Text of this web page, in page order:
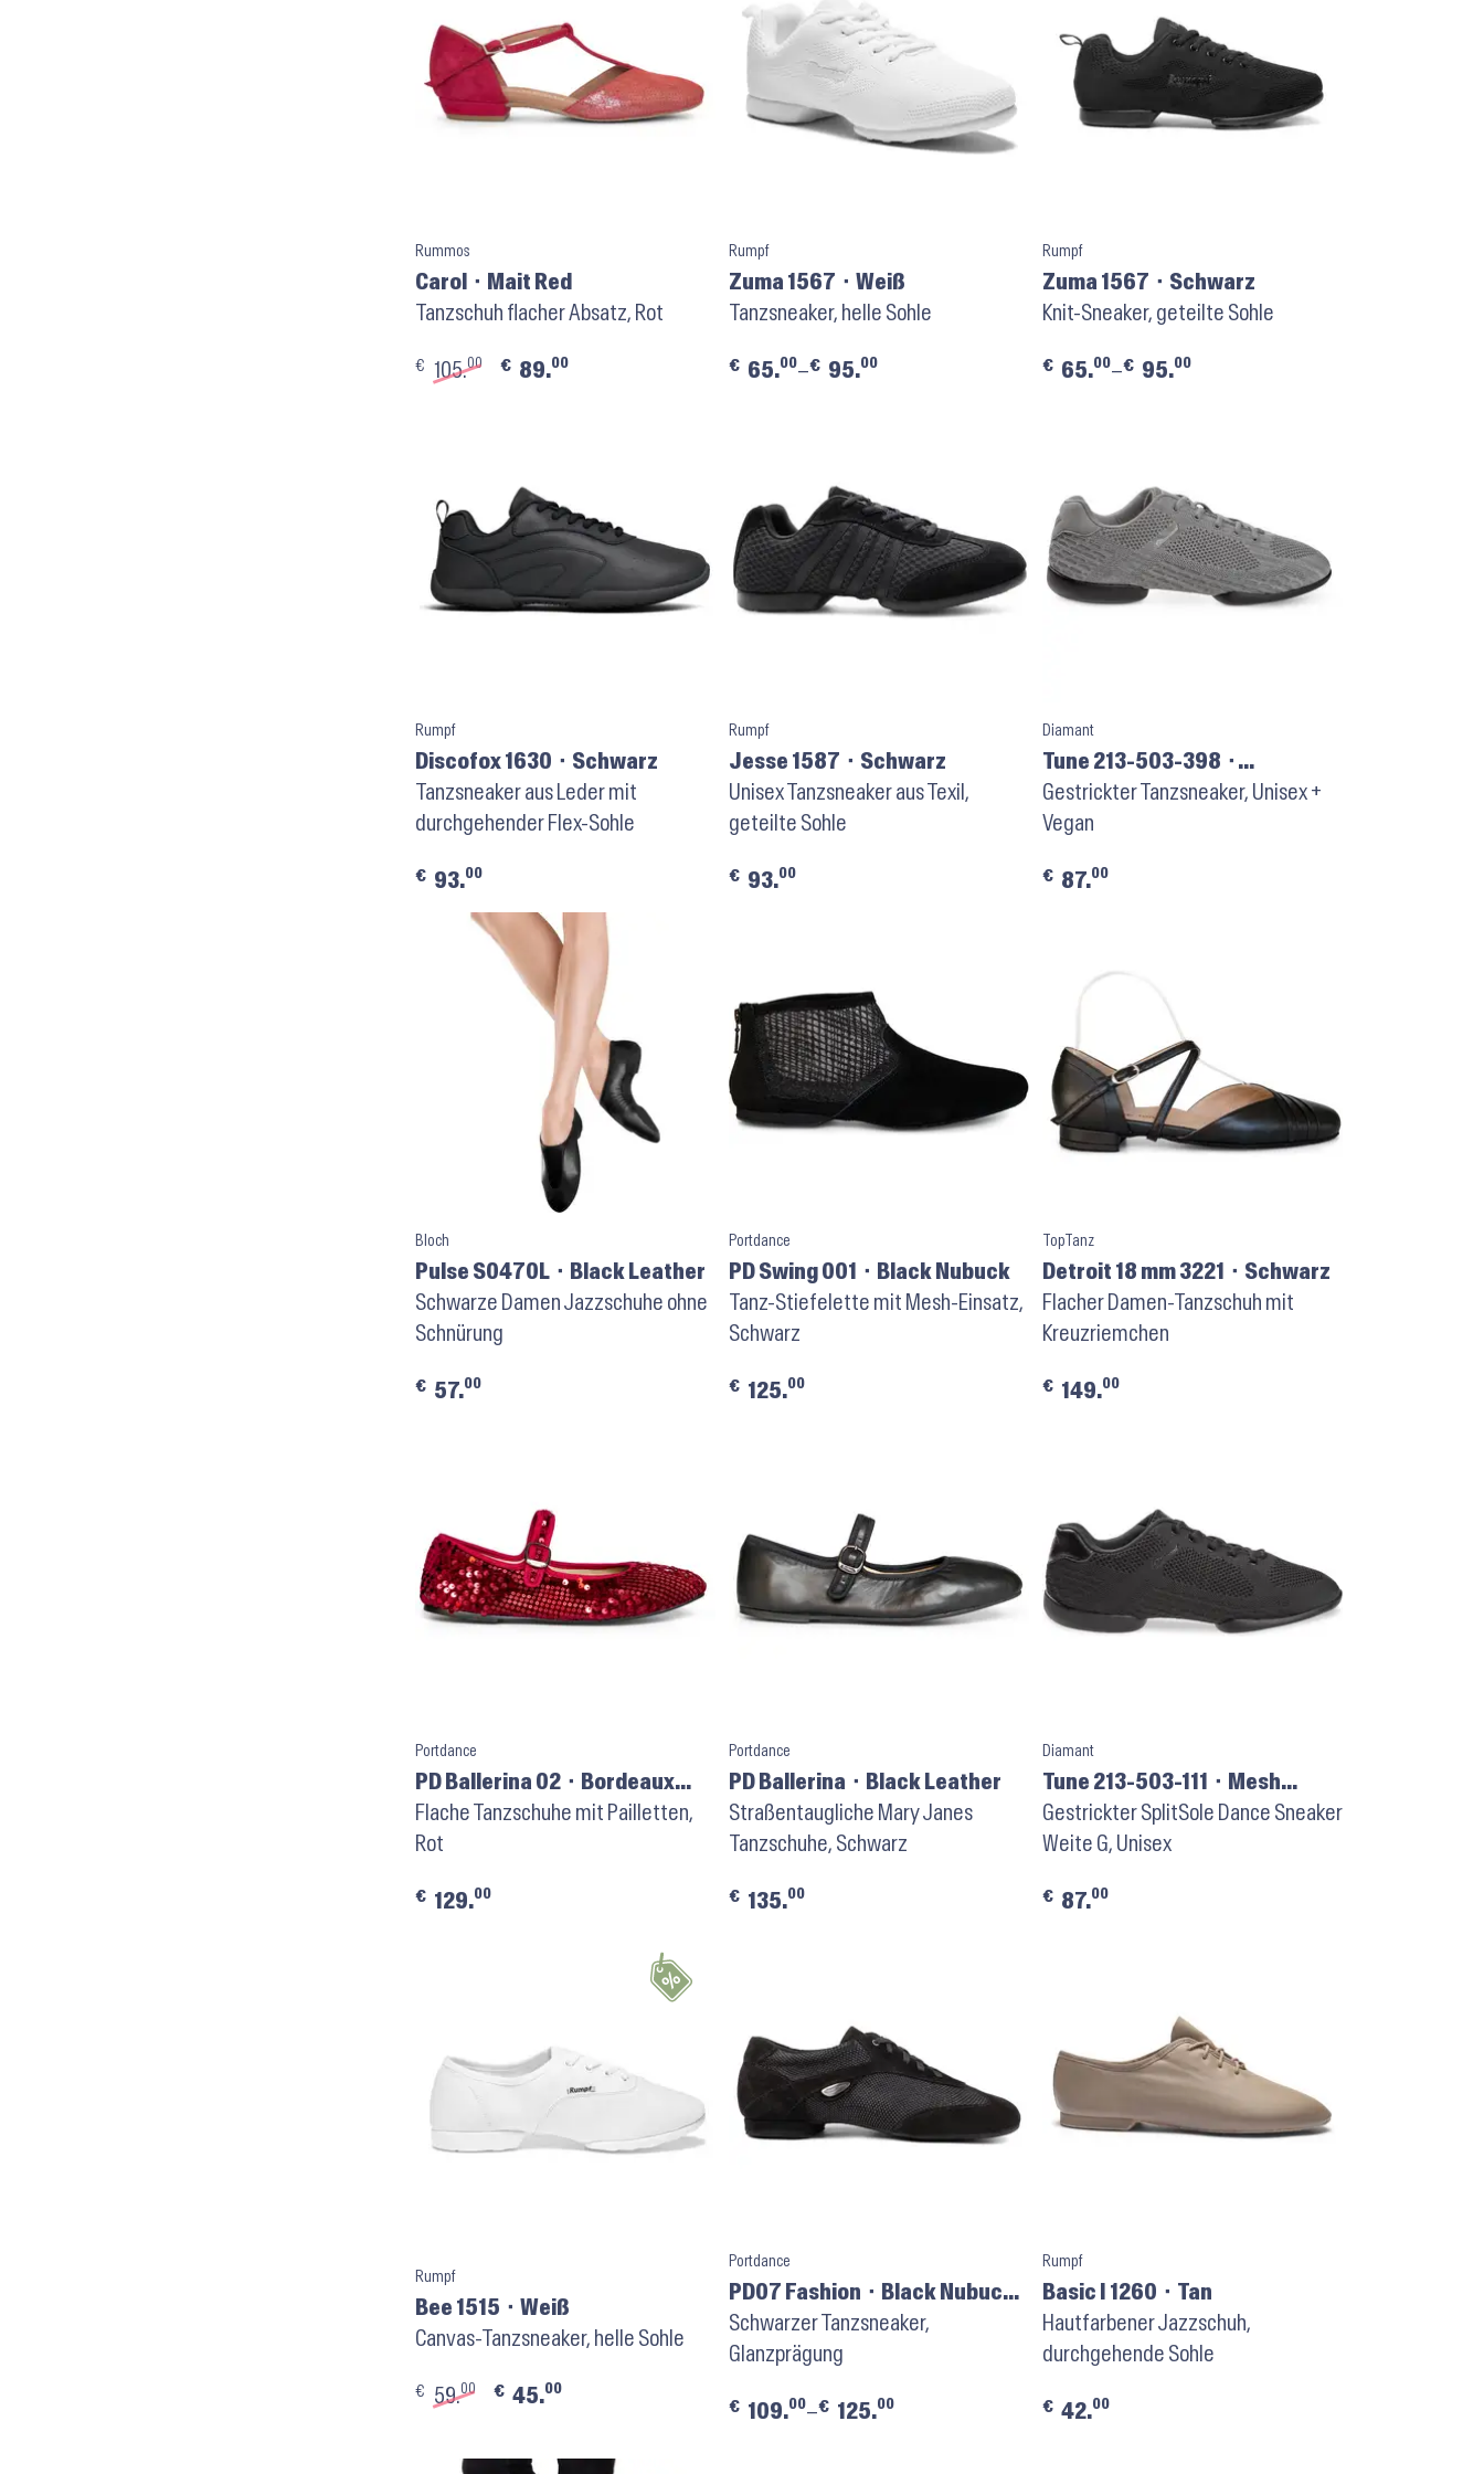
Rummos
Carol ⬝ Mait Red
Tanzschuh flacher Absatz, Rot
€ 105.00 € 89.00
Rumpf
Zuma 1567 ⬝ Weiß
Tanzsneaker, helle Sohle
€ 65.00–€ 95.00
Rumpf
Zuma 1567 ⬝ Schwarz
Knit-Sneaker, geteilte Sohle
€ 65.00–€ 95.00
Rumpf
Discofox 1630 ⬝ Schwarz
Tanzsneaker aus Leder mit
durchgehender Flex-Sohle
€ 93.00
Rumpf
Jesse 1587 ⬝ Schwarz
Unisex Tanzsneaker aus Texil,
geteilte Sohle
€ 93.00
Diamant
Tune 213-503-398 ⬝
Silbergrau meliert
Gestrickter Tanzsneaker, Unisex +
Vegan
€ 87.00
Bloch
Pulse S0470L ⬝ Black Leather
Schwarze Damen Jazzschuhe ohne
Schnürung
€ 57.00
Portdance
PD Swing 001 ⬝ Black Nubuck
Tanz-Stiefelette mit Mesh-Einsatz,
Schwarz
€ 125.00
TopTanz
Detroit 18 mm 3221 ⬝ Schwarz
Flacher Damen-Tanzschuh mit
Kreuzriemchen
€ 149.00
Portdance
PD Ballerina 02 ⬝ Bordeaux
Sequins
Flache Tanzschuhe mit Pailletten,
Rot
€ 129.00
Portdance
PD Ballerina ⬝ Black Leather
Straßentaugliche Mary Janes
Tanzschuhe, Schwarz
€ 135.00
Diamant
Tune 213-503-111 ⬝ Mesh
Schwarz
Gestrickter SplitSole Dance Sneaker
Weite G, Unisex
€ 87.00
Rumpf
Bee 1515 ⬝ Weiß
Canvas-Tanzsneaker, helle Sohle
€ 59.00 € 45.00
Portdance
PD07 Fashion ⬝ Black Nubuck
Sole
Schwarzer Tanzsneaker,
Glanzprägung
€ 109.00–€ 125.00
Rumpf
Basic I 1260 ⬝ Tan
Hautfarbener Jazzschuh,
durchgehende Sohle
€ 42.00